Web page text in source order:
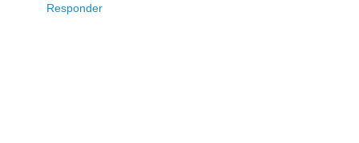
Responder